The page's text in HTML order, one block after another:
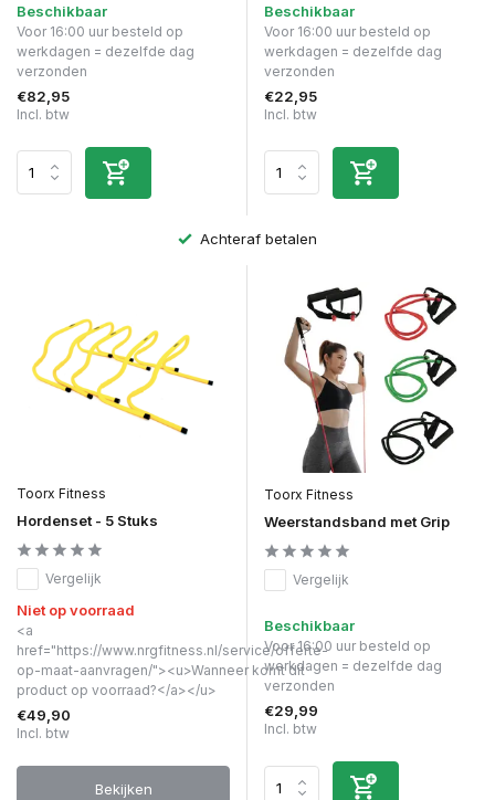
Beschikbaar
Voor 16:00 uur besteld op
werkdagen = dezelfde dag
verzonden
€82,95
Incl. btw
Beschikbaar
Voor 16:00 uur besteld op
werkdagen = dezelfde dag
verzonden
€22,95
Incl. btw
Achteraf betalen
Toorx Fitness
Hordenset - 5 Stuks
Vergelijk
Niet op voorraad
<a
href="https://www.nrgfitness.nl/service/offerte-
op-maat-aanvragen/"><u>Wanneer komt dit
product op voorraad?</a></u>
€49,90
Incl. btw
Bekijken
Toorx Fitness
Weerstandsband met Grip
Vergelijk
Beschikbaar
Voor 16:00 uur besteld op
werkdagen = dezelfde dag
verzonden
€29,99
Incl. btw